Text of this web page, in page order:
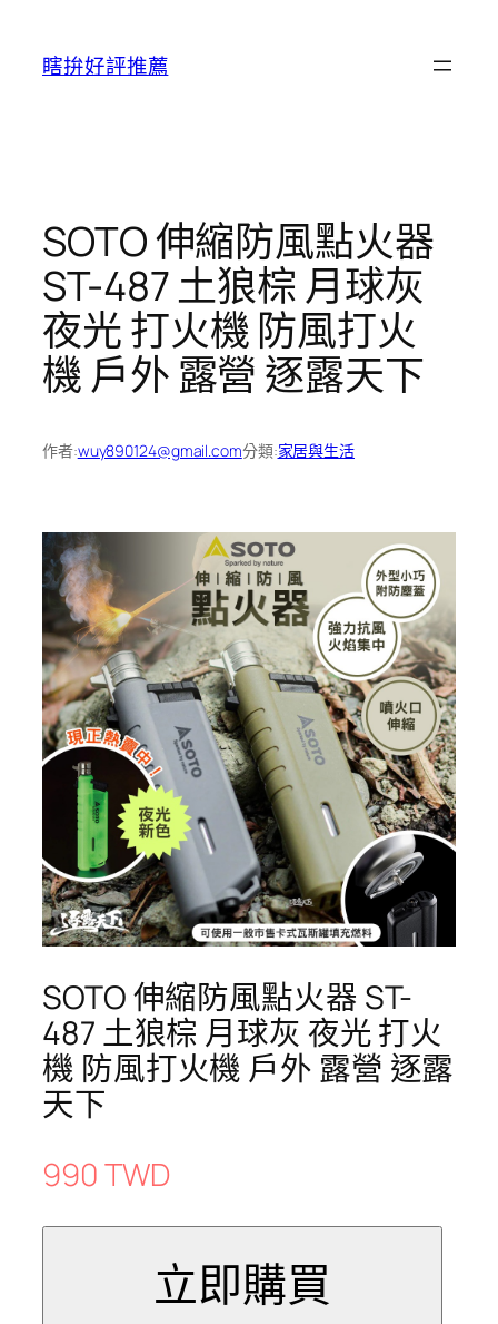
瞎拚好評推薦
SOTO 伸縮防風點火器
ST-487 土狼棕 月球灰
夜光 打火機 防風打火
機 戶外 露營 逐露天下
作者:wuy890124@gmail.com分類:家居與生活
SOTO 伸縮防風點火器 ST-
487 土狼棕 月球灰 夜光 打火
機 防風打火機 戶外 露營 逐露
天下
990 TWD